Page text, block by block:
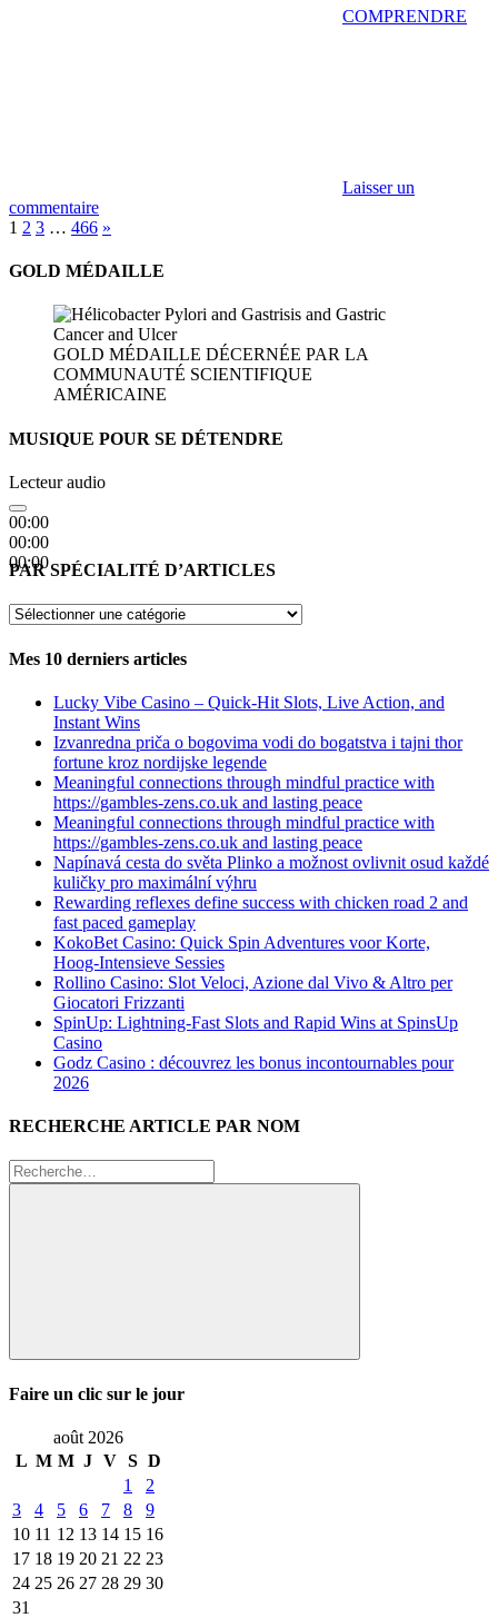
COMPRENDRE
Laisser un
commentaire
Pagination
des
1 2 3 … 466 Articles
»
GOLD MÉDAILLE
GOLD MÉDAILLE DÉCERNÉE PAR LA
COMMUNAUTÉ SCIENTIFIQUE
AMÉRICAINE
MUSIQUE POUR SE DÉTENDRE
Lecteur audio
00:00
00:00
00:00
PAR SPÉCIALITÉ D’ARTICLES
PAR
D’ARTICLES
Mes 10 derniers articles
Lucky Vibe Casino – Quick‑Hit Slots, Live Action, and
Instant Wins
Izvanredna priča o bogovima vodi do bogatstva i tajni thor
fortune kroz nordijske legende
Meaningful connections through mindful practice with
https://gambles-zens.co.uk and lasting peace
Meaningful connections through mindful practice with
https://gambles-zens.co.uk and lasting peace
Napínavá cesta do světa Plinko a možnost ovlivnit osud každé
kuličky pro maximální výhru
Rewarding reflexes define success with chicken road 2 and
fast paced gameplay
KokoBet Casino: Quick Spin Adventures voor Korte,
Hoog‑Intensieve Sessies
Rollino Casino: Slot Veloci, Azione dal Vivo & Altro per
Giocatori Frizzanti
SpinUp: Lightning‑Fast Slots and Rapid Wins at SpinsUp
Casino
Godz Casino : découvrez les bonus incontournables pour
2026
RECHERCHE ARTICLE PAR NOM
Recherche
pour
Rechercher
Faire un clic sur le jour
août 2026
L M M J V S D
1
2
3
4 5 6 7 8
9
10 11 12 13 14 15 16
17 18 19 20 21 22 23
24 25 26 27 28 29 30
31